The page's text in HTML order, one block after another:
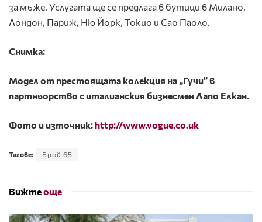
за мъже. Услугата ще се предлага в бутици в Милано,
Лондон, Париж, Ню Йорк, Токио и Сао Паоло.
Снимка:
Модел от престоящата колекция на „Гучи” в
партньорство с италианския бизнесмен Лапо Елкан.
Фото и източник: http://www.vogue.co.uk
Тагове: Брой 65
Вижтеоще